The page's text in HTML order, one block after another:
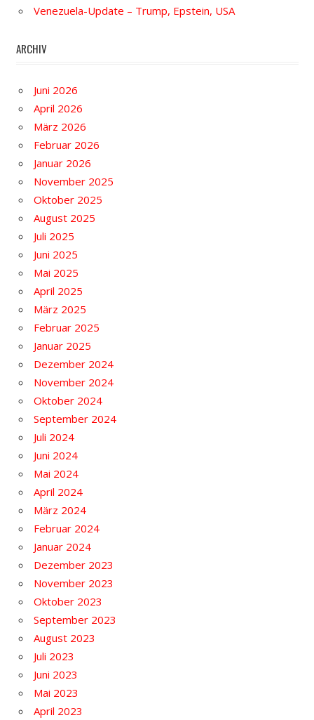
Venezuela-Update – Trump, Epstein, USA
ARCHIV
Juni 2026
April 2026
März 2026
Februar 2026
Januar 2026
November 2025
Oktober 2025
August 2025
Juli 2025
Juni 2025
Mai 2025
April 2025
März 2025
Februar 2025
Januar 2025
Dezember 2024
November 2024
Oktober 2024
September 2024
Juli 2024
Juni 2024
Mai 2024
April 2024
März 2024
Februar 2024
Januar 2024
Dezember 2023
November 2023
Oktober 2023
September 2023
August 2023
Juli 2023
Juni 2023
Mai 2023
April 2023